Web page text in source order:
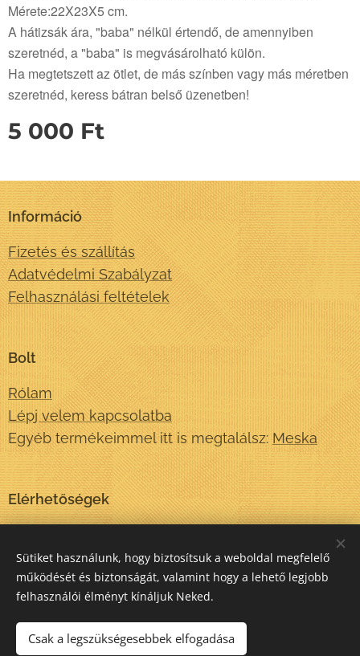
Mérete:22X23X5 cm.
A hátizsák ára, "baba" nélkül értendő, de amennyiben
szeretnéd, a "baba" is megvásárolható külön.
Ha megtetszett az ötlet, de más színben vagy más méretben
szeretnéd, keress bátran belső üzenetben!
5 000 Ft
Információ
Fizetés és szállítás
Adatvédelmi Szabályzat
Felhasználási feltételek
Bolt
Rólam
Lépj velem kapcsolatba
Egyéb termékeimmel itt is megtalálsz: Meska
Elérhetőségek
+36-20-522-34-32
Sütiket használunk, hogy biztosítsuk a weboldal megfelelő
működését és biztonságát, valamint hogy a lehető legjobb
felhasználói élményt kínáljuk Neked.
Csak a legszükségesebbek elfogadása